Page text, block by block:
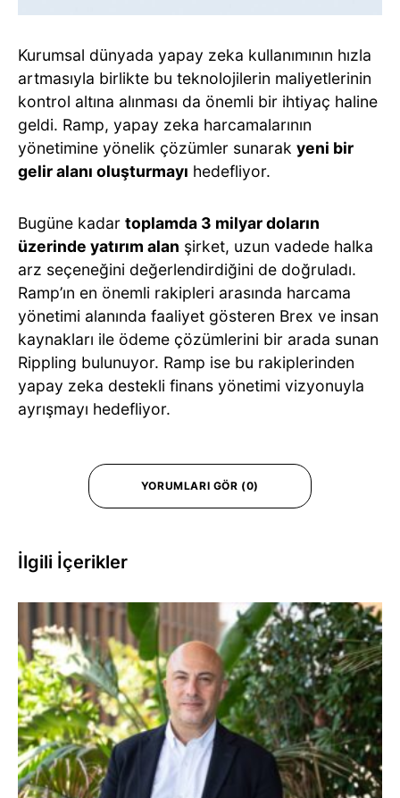
Kurumsal dünyada yapay zeka kullanımının hızla
artmasıyla birlikte bu teknolojilerin maliyetlerinin
kontrol altına alınması da önemli bir ihtiyaç haline
geldi. Ramp, yapay zeka harcamalarının
yönetimine yönelik çözümler sunarak yeni bir
gelir alanı oluşturmayı hedefliyor.
Bugüne kadar toplamda 3 milyar doların
üzerinde yatırım alan şirket, uzun vadede halka
arz seçeneğini değerlendirdiğini de doğruladı.
Ramp’ın en önemli rakipleri arasında harcama
yönetimi alanında faaliyet gösteren Brex ve insan
kaynakları ile ödeme çözümlerini bir arada sunan
Rippling bulunuyor. Ramp ise bu rakiplerinden
yapay zeka destekli finans yönetimi vizyonuyla
ayrışmayı hedefliyor.
YORUMLARI GÖR (0)
İlgili İçerikler